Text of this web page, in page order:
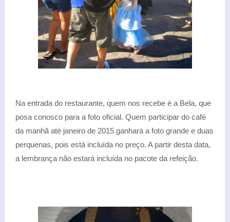
Na entrada do restaurante, quem nos recebe é a Bela, que
posa conosco para a foto oficial. Quem participar do café
da manhã até janeiro de 2015 ganhará a foto grande e duas
perquenas, pois está incluída no preço. A partir desta data,
a lembrança não estará incluída no pacote da refeição.